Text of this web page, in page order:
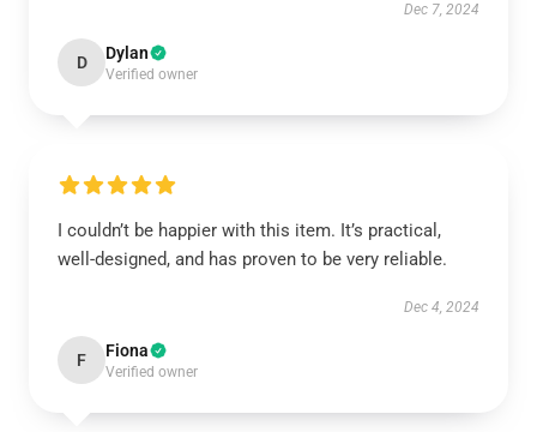
Dec 7, 2024
D Dylan
Verified owner
I couldn’t be happier with this item. It’s practical,
well-designed, and has proven to be very reliable.
Dec 4, 2024
F Fiona
Verified owner